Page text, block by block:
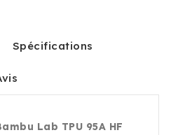
Spécifications
Lab TPU 95A HF